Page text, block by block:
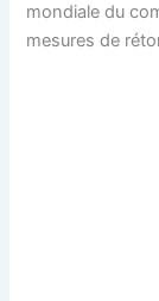
mondiale du
mesures de